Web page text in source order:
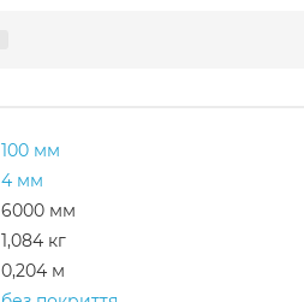
100 мм
4 мм
6000 мм
1,084 кг
0,204 м